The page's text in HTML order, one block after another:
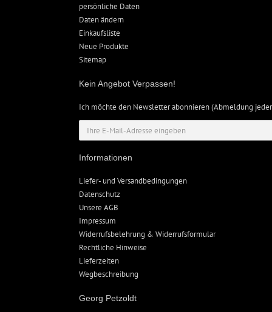
persönliche Daten
Daten ändern
Einkaufsliste
Neue Produkte
Sitemap
Kein Angebot Verpassen!
Ich möchte den Newsletter abonnieren (Abmeldung
Informationen
Liefer- und Versandbedingungen
Datenschutz
Unsere AGB
Impressum
Widerrufsbelehrung & Widerrufsformular
Rechtliche Hinweise
Lieferzeiten
Wegbeschreibung
Georg Petzoldt